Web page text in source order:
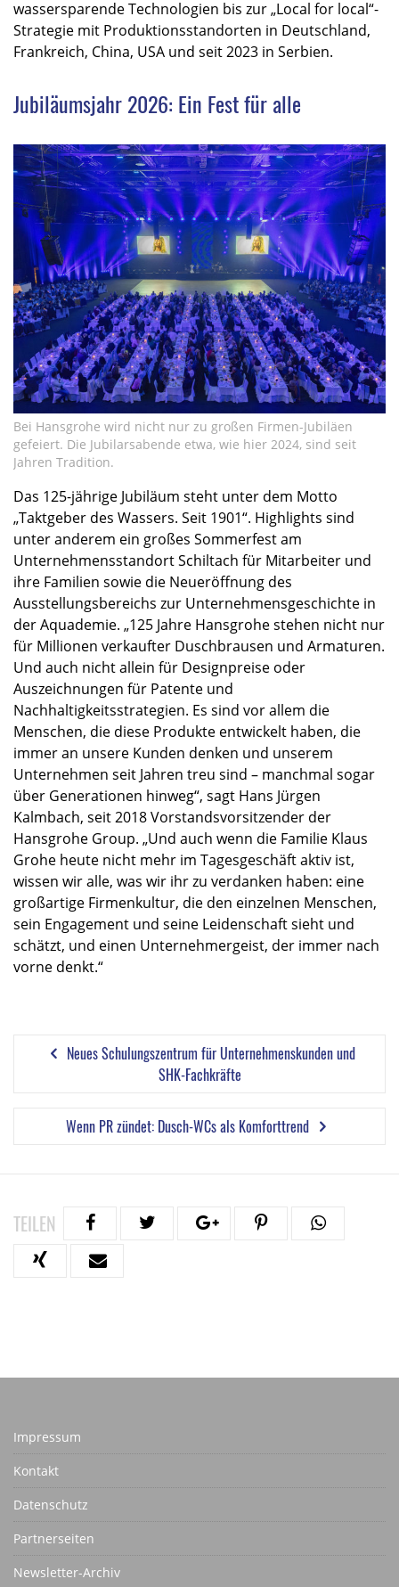
wassersparende Technologien bis zur „Local for local“-
Strategie mit Produktionsstandorten in Deutschland,
Frankreich, China, USA und seit 2023 in Serbien.
Jubiläumsjahr 2026: Ein Fest für alle
Bei Hansgrohe wird nicht nur zu großen Firmen-Jubiläen
gefeiert. Die Jubilarsabende etwa, wie hier 2024, sind seit
Jahren Tradition.
Das 125-jährige Jubiläum steht unter dem Motto
„Taktgeber des Wassers. Seit 1901“. Highlights sind
unter anderem ein großes Sommerfest am
Unternehmensstandort Schiltach für Mitarbeiter und
ihre Familien sowie die Neueröffnung des
Ausstellungsbereichs zur Unternehmensgeschichte in
der Aquademie. „125 Jahre Hansgrohe stehen nicht nur
für Millionen verkaufter Duschbrausen und Armaturen.
Und auch nicht allein für Designpreise oder
Auszeichnungen für Patente und
Nachhaltigkeitsstrategien. Es sind vor allem die
Menschen, die diese Produkte entwickelt haben, die
immer an unsere Kunden denken und unserem
Unternehmen seit Jahren treu sind – manchmal sogar
über Generationen hinweg“, sagt Hans Jürgen
Kalmbach, seit 2018 Vorstandsvorsitzender der
Hansgrohe Group. „Und auch wenn die Familie Klaus
Grohe heute nicht mehr im Tagesgeschäft aktiv ist,
wissen wir alle, was wir ihr zu verdanken haben: eine
großartige Firmenkultur, die den einzelnen Menschen,
sein Engagement und seine Leidenschaft sieht und
schätzt, und einen Unternehmergeist, der immer nach
vorne denkt.“
Neues Schulungszentrum für Unternehmenskunden und
SHK-Fachkräfte
Wenn PR zündet: Dusch-WCs als Komforttrend
TEILEN
Impressum
Kontakt
Datenschutz
Partnerseiten
Newsletter-Archiv